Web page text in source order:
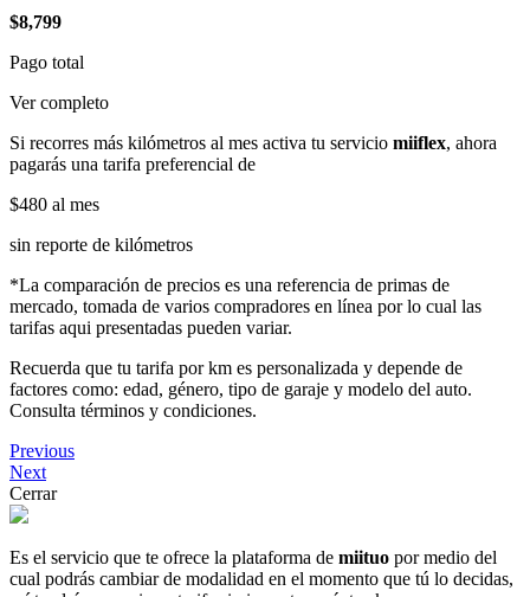
$8,799
Pago total
Ver completo
Si recorres más kilómetros al mes activa tu servicio miiflex, ahora
pagarás una tarifa preferencial de
$480 al mes
sin reporte de kilómetros
*La comparación de precios es una referencia de primas de
mercado, tomada de varios compradores en línea por lo cual las
tarifas aqui presentadas pueden variar.
Recuerda que tu tarifa por km es personalizada y depende de
factores como: edad, género, tipo de garaje y modelo del auto.
Consulta términos y condiciones.
Previous
Next
Cerrar
Es el servicio que te ofrece la plataforma de miituo por medio del
cual podrás cambiar de modalidad en el momento que tú lo decidas,